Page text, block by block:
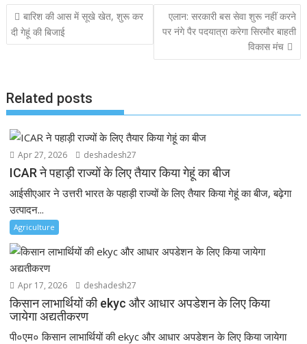
pe
Post
navigation
बारिश की आस में सूखे खेत, शुरू कर
दी गेहूं की बिजाई
एलान: सरकारी बस सेवा शुरू नहीं करने
पर नंगे पैर पदयात्रा करेगा सिरमौर बाहती
विकास मंच
Related posts
Apr 27, 2026 deshadesh27
ICAR ने पहाड़ी राज्यों के लिए तैयार किया गेहूं का बीज
आईसीएआर ने उत्तरी भारत के पहाड़ी राज्यों के लिए तैयार किया गेहूं का बीज, बढ़ेगा
उत्पादन...
Agriculture
Apr 17, 2026 deshadesh27
किसान लाभार्थियों की ekyc और आधार अपडेशन के लिए किया
जायेगा अद्यतीकरण
पी०एम० किसान लाभार्थियों की ekyc और आधार अपडेशन के लिए किया जायेगा